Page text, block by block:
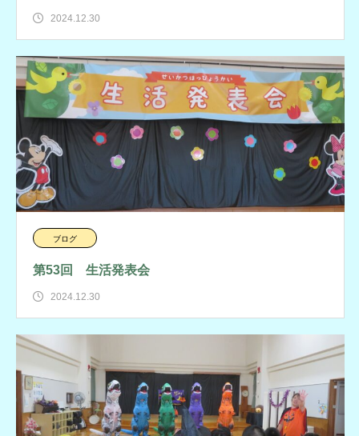
2024.12.30
ブログ
第53回 生活発表会
2024.12.30